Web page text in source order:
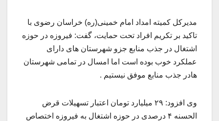
مدیرکل کمیته امداد امام خمینی(ره) خراسان رضوی با
تاکید بر تکریم افراد تحت حمایت، گفت: فیروزه در حوزه
اشتغال در جذب منابع جزو شهرستان های دارای
عملکرد خوب بوده است اما امسال در تمامی شهرستان
هادر جذب منابع موفق نیستیم .
وی افزود: ۲۹ میلیارد تومان اعتبار تسهیلات قرض
الحسنه ۴ درصدی در حوزه اشتغال به فیروزه اختصاص